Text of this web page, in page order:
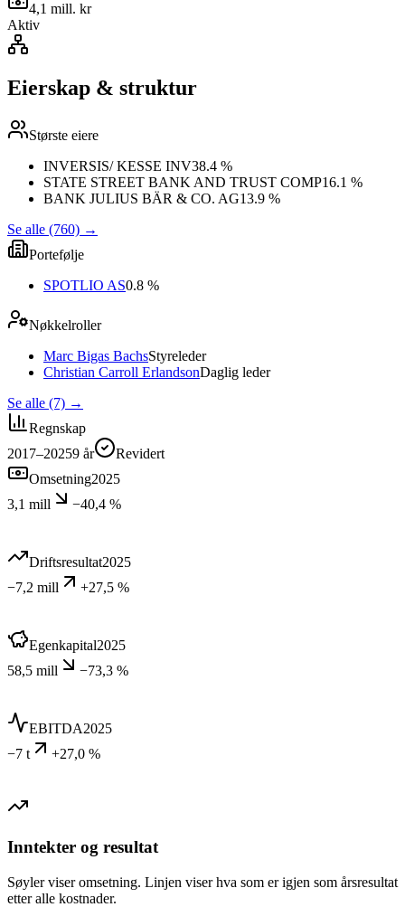
4,1 mill. kr
Aktiv
Eierskap & struktur
Største eiere
INVERSIS/ KESSE INV38.4 %
STATE STREET BANK AND TRUST COMP16.1 %
BANK JULIUS BÄR & CO. AG13.9 %
Se alle (760) →
Portefølje
SPOTLIO AS0.8 %
Nøkkelroller
Marc Bigas BachsStyreleder
Christian Carroll ErlandsonDaglig leder
Se alle (7) →
Regnskap
2017–20259 år
Revidert
Omsetning2025
3,1 mill
−40,4 %
Driftsresultat2025
−7,2 mill
+27,5 %
Egenkapital2025
58,5 mill
−73,3 %
EBITDA2025
−7 t
+27,0 %
Inntekter og resultat
Søyler viser omsetning. Linjen viser hva som er igjen som årsresultat
etter alle kostnader.